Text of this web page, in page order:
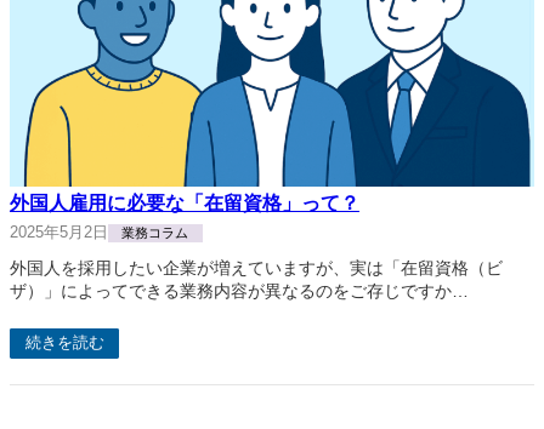
外国人雇用に必要な「在留資格」って？
2025年5月2日 業務コラム
外国人を採用したい企業が増えていますが、実は「在留資格（ビ
ザ）」によってできる業務内容が異なるのをご存じですか…
続きを読む